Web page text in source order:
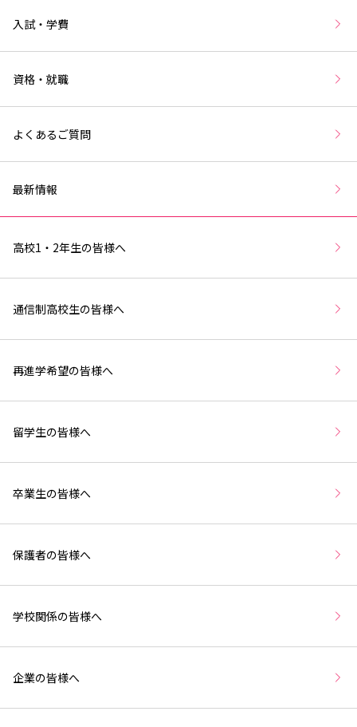
入試・学費
資格・就職
よくあるご質問
最新情報
高校1・2年生の皆様へ
通信制高校生の皆様へ
再進学希望の皆様へ
留学生の皆様へ
卒業生の皆様へ
保護者の皆様へ
学校関係の皆様へ
企業の皆様へ